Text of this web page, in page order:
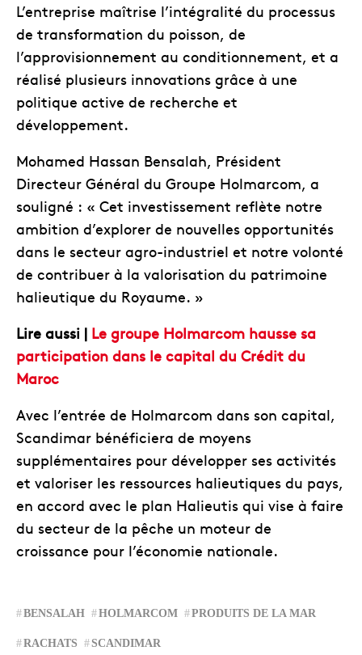
L’entreprise maîtrise l’intégralité du processus
de transformation du poisson, de
l’approvisionnement au conditionnement, et a
réalisé plusieurs innovations grâce à une
politique active de recherche et
développement.
Mohamed Hassan Bensalah, Président
Directeur Général du Groupe Holmarcom, a
souligné : « Cet investissement reflète notre
ambition d’explorer de nouvelles opportunités
dans le secteur agro-industriel et notre volonté
de contribuer à la valorisation du patrimoine
halieutique du Royaume. »
Lire aussi | Le groupe Holmarcom hausse sa
participation dans le capital du Crédit du
Maroc
Avec l’entrée de Holmarcom dans son capital,
Scandimar bénéficiera de moyens
supplémentaires pour développer ses activités
et valoriser les ressources halieutiques du pays,
en accord avec le plan Halieutis qui vise à faire
du secteur de la pêche un moteur de
croissance pour l’économie nationale.
BENSALAH HOLMARCOM PRODUITS DE LA MAR
RACHATS SCANDIMAR